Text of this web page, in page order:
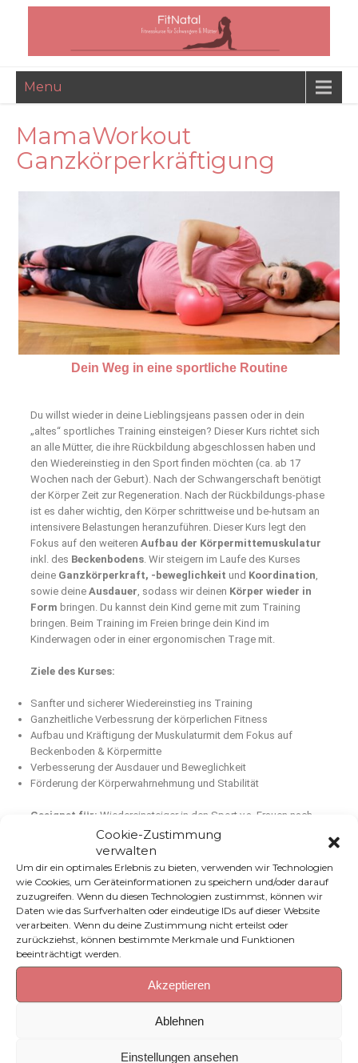
Cookie-Zustimmung
verwalten
Um dir ein optimales Erlebnis zu bieten, verwenden wir Technologien
wie Cookies, um Geräteinformationen zu speichern und/oder darauf
zuzugreifen. Wenn du diesen Technologien zustimmst, können wir
Daten wie das Surfverhalten oder eindeutige IDs auf dieser Website
verarbeiten. Wenn du deine Zustimmung nicht erteilst oder
zurückziehst, können bestimmte Merkmale und Funktionen
beeinträchtigt werden.
Akzeptieren
Ablehnen
Einstellungen ansehen
Menu
MamaWorkout
Ganzkörperkräftigung
Dein Weg in eine sportliche Routine
Du willst wieder in deine Lieblingsjeans passen oder in dein
„altes“ sportliches Training einsteigen? Dieser Kurs richtet sich
an alle Mütter, die ihre Rückbildung abgeschlossen haben und
den Wiedereinstieg in den Sport finden möchten (ca. ab 17
Wochen nach der Geburt). Nach der Schwangerschaft benötigt
der Körper Zeit zur Regeneration. Nach der Rückbildungs-phase
ist es daher wichtig, den Körper schrittweise und be-hutsam an
intensivere Belastungen heranzuführen. Dieser Kurs legt den
Fokus auf den weiteren Aufbau der Körpermittemuskulatur
inkl. des Beckenbodens. Wir steigern im Laufe des Kurses
deine Ganzkörperkraft, -beweglichkeit und Koordination,
sowie deine Ausdauer, sodass wir deinen Körper wieder in
Form bringen. Du kannst dein Kind gerne mit zum Training
bringen. Beim Training im Freien bringe dein Kind im
Kinderwagen oder in einer ergonomischen Trage mit.
Ziele des Kurses:
Sanfter und sicherer Wiedereinstieg ins Training
Ganzheitliche Verbessrung der körperlichen Fitness
Aufbau und Kräftigung der Muskulaturmit dem Fokus auf
Beckenboden & Körpermitte
Verbesserung der Ausdauer und Beweglichkeit
Förderung der Körperwahrnehmung und Stabilität
Geeignet für: Wiedereinsteiger in den Sport v.a. Frauen nach
der Geburt & Personen die nach einer längeren Pause wieder
sportlich aktiv werden möchten.
23.09..2026 – 25.11.2026 – Mittwochs 10x von
09:45 – 10:45 Uhr
13.01.2027 – 03.03..2027 – Mittwochs 10x von